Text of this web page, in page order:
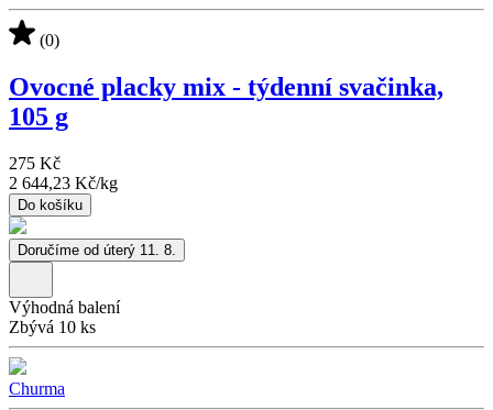
(0)
Ovocné placky mix - týdenní svačinka,
105 g
275 Kč
2 644,23 Kč/kg
Do košíku
Doručíme od úterý 11. 8.
Výhodná balení
Zbývá 10 ks
Churma